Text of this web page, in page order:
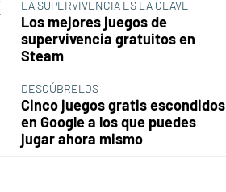
LA SUPERVIVENCIA ES LA CLAVE
Los mejores juegos de
supervivencia gratuitos en
Steam
DESCÚBRELOS
Cinco juegos gratis escondidos
en Google a los que puedes
jugar ahora mismo